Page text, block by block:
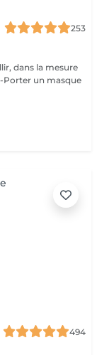
253
dans la mesure
Porter un masque
494